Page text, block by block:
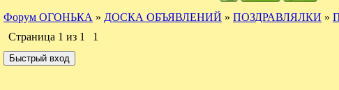
Форум ОГОНЬКА » ДОСКА ОБЪЯВЛЕНИЙ » ПОЗДРАВЛЯЛКИ »
Страница 1 из 1
1